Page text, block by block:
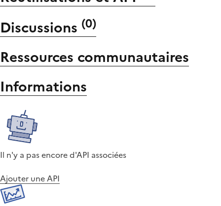
Discussions (0)
Ressources communautaires
Informations
Il n'y a pas encore d'API associées
Ajouter une API